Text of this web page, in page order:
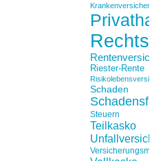
Krankenversicherung
Riester-Rente
Schaden
Steuern
Teilkasko